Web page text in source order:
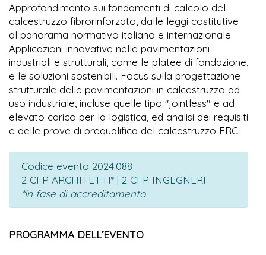
Approfondimento sui fondamenti di calcolo del
calcestruzzo fibrorinforzato, dalle leggi costitutive
al panorama normativo italiano e internazionale.
Applicazioni innovative nelle pavimentazioni
industriali e strutturali, come le platee di fondazione,
e le soluzioni sostenibili. Focus sulla progettazione
strutturale delle pavimentazioni in calcestruzzo ad
uso industriale, incluse quelle tipo "jointless" e ad
elevato carico per la logistica, ed analisi dei requisiti
e delle prove di prequalifica del calcestruzzo FRC
Codice evento 2024.088
2 CFP ARCHITETTI* | 2 CFP INGEGNERI
*In fase di accreditamento
PROGRAMMA DELL’EVENTO